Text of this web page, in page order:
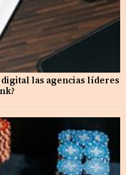
las agencias líderes